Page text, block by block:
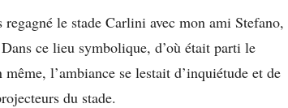
le stade Carlini avec mon ami Stefano,
ce lieu symbolique, d’où était parti le
l’ambiance se lestait d’inquiétude et de
du stade.